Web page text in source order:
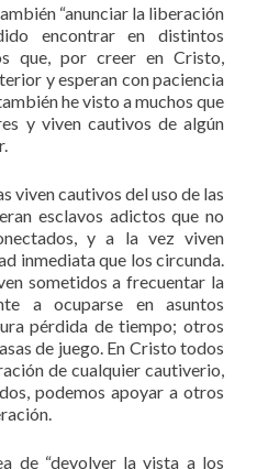
“anunciar la liberación
encontrar en distintos
que, por creer en Cristo,
y esperan con paciencia
he visto a muchos que
y viven cautivos de algún
viven cautivos del uso de las
esclavos adictos que no
y a la vez viven
inmediata que los circunda.
sometidos a frecuentar la
a ocuparse en asuntos
pérdida de tiempo; otros
de juego. En Cristo todos
de cualquier cautiverio,
podemos apoyar a otros
de “devolver la vista a los